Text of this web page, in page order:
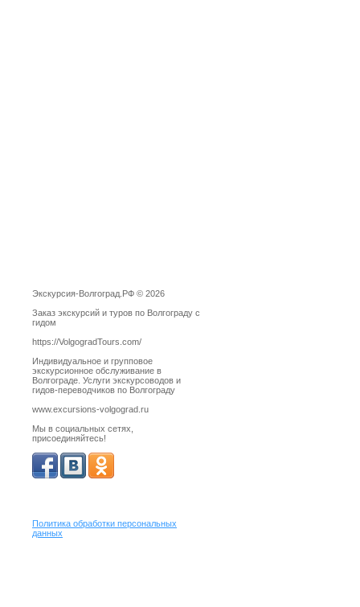
Экскурсия-Волгоград.РФ © 2026
Заказ экскурсий и туров по Волгограду с
гидом
https://VolgogradTours.com/
Индивидуальное и групповое
экскурсионное обслуживание в
Волгограде. Услуги экскурсоводов и
гидов-переводчиков по Волгограду
www.excursions-volgograd.ru
Мы в социальных сетях,
присоединяйтесь!
Политика обработки персональных
данных